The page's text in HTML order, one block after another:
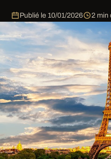
Publié le 10/01/2026 2 min